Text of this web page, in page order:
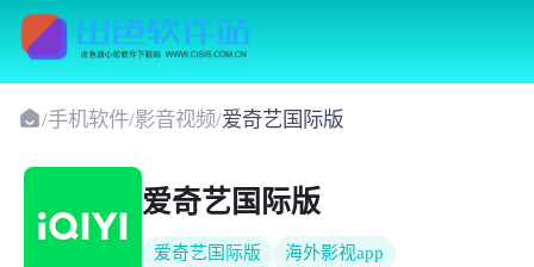
/手机软件/影音视频/爱奇艺国际版
爱奇艺国际版
爱奇艺国际版 海外影视app